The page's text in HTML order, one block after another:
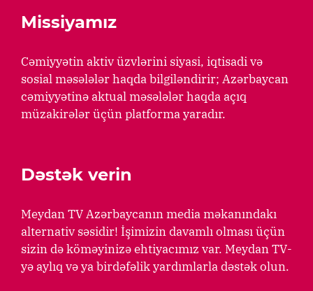
Missiyamız
Cəmiyyətin aktiv üzvlərini siyasi, iqtisadi və
sosial məsələlər haqda bilgiləndirir; Azərbaycan
cəmiyyətinə aktual məsələlər haqda açıq
müzakirələr üçün platforma yaradır.
Dəstək verin
Meydan TV Azərbaycanın media məkanındakı
alternativ səsidir! İşimizin davamlı olması üçün
sizin də köməyinizə ehtiyacımız var. Meydan TV-
yə aylıq və ya birdəfəlik yardımlarla dəstək olun.